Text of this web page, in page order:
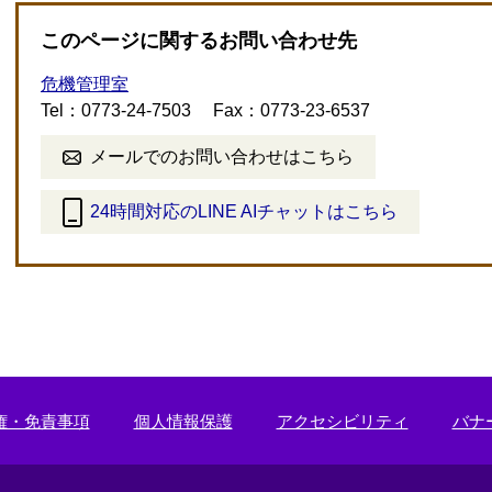
このページに関するお問い合わせ先
危機管理室
Tel：0773-24-7503
Fax：0773-23-6537
メールでのお問い合わせはこちら
24時間対応のLINE AIチャットはこちら
外
ク
・免責事項 個人情報保護 アクセシビリティ バナ